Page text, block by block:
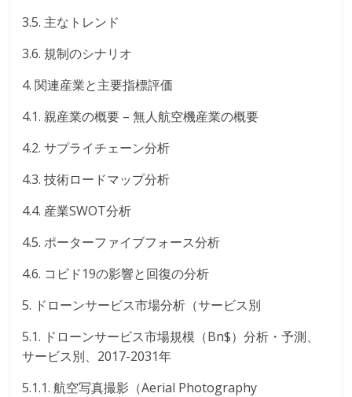
3.5. 主なトレンド
3.6. 規制のシナリオ
4. 関連産業と主要指標評価
4.1. 親産業の概要 – 無人航空機産業の概要
4.2. サプライチェーン分析
4.3. 技術ロードマップ分析
4.4. 産業SWOT分析
4.5. ポーターファイブフォース分析
4.6. コビド19の影響と回復の分析
5. ドローンサービス市場分析（サービス別
5.1. ドローンサービス市場規模（Bn$）分析・予測、
サービス別、2017-2031年
5.1.1. 航空写真撮影（Aerial Photography